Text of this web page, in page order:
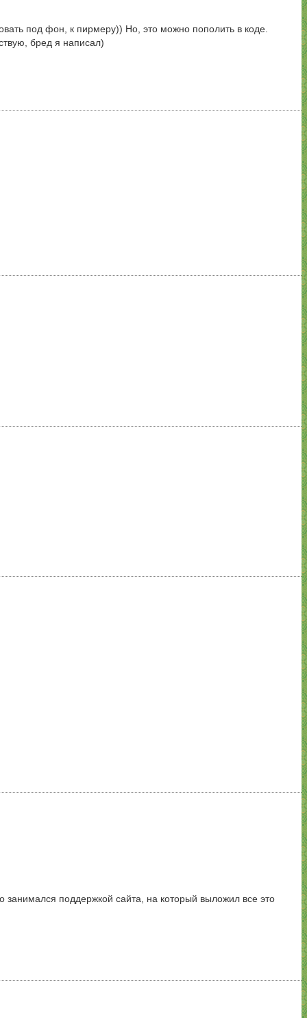
под фон, к пирмеру)) Но, это можно пополить в коде.
бред я написал)
занимался поддержкой сайта, на который выложил все это